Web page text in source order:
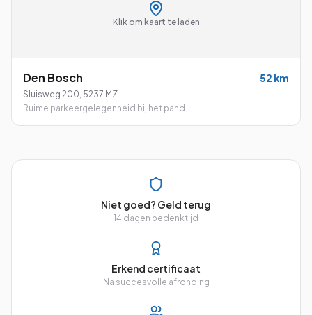
Klik om kaart te laden
Den Bosch 52 km
Sluisweg 200, 5237 MZ
Ruime parkeergelegenheid bij het pand.
Niet goed? Geld terug
14 dagen bedenktijd
Erkend certificaat
Na succesvolle afronding